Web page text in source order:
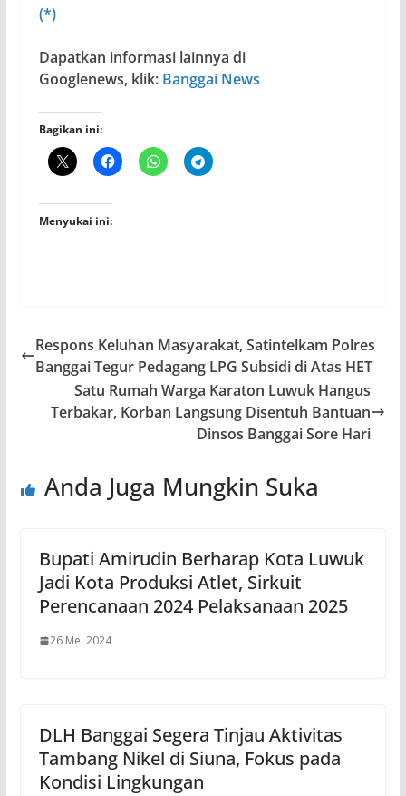
(*)
Dapatkan informasi lainnya di
Googlenews, klik: Banggai News
Bagikan ini:
Menyukai ini:
Respons Keluhan Masyarakat, Satintelkam Polres
Banggai Tegur Pedagang LPG Subsidi di Atas HET
Satu Rumah Warga Karaton Luwuk Hangus
Terbakar, Korban Langsung Disentuh Bantuan
Dinsos Banggai Sore Hari
Anda Juga Mungkin Suka
Bupati Amirudin Berharap Kota Luwuk
Jadi Kota Produksi Atlet, Sirkuit
Perencanaan 2024 Pelaksanaan 2025
26 Mei 2024
DLH Banggai Segera Tinjau Aktivitas
Tambang Nikel di Siuna, Fokus pada
Kondisi Lingkungan